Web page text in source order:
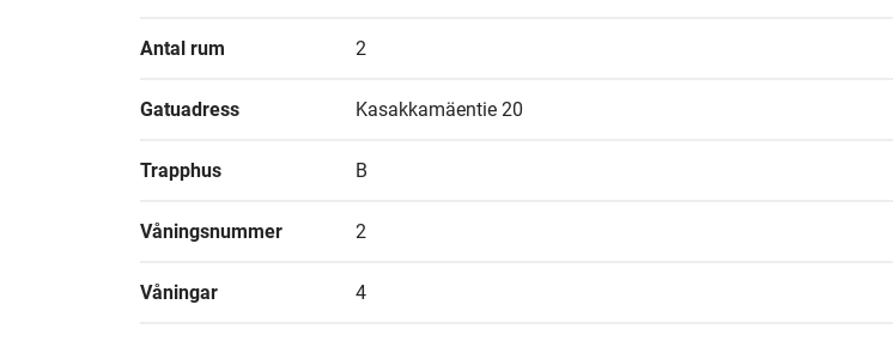
Antal rum 2
Gatuadress Kasakkamäentie 20
Trapphus B
Våningsnummer 2
Våningar 4